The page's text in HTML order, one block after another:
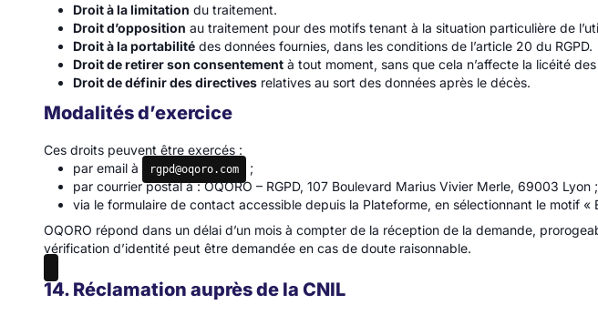
Droit à la limitation du traitement.
Droit d’opposition au traitement pour des motifs tenant à la situation particulière de
Droit à la portabilité des données fournies, dans les conditions de l’article 20 du RGPD.
Droit de retirer son consentement à tout moment, sans que cela n’affecte la licéité
Droit de définir des directives relatives au sort des données après le décès.
Modalités d’exercice
Ces droits peuvent être exercés :
par email à
rgpd@oqoro.com
;
par courrier postal à : OQORO – RGPD, 107 Boulevard Marius Vivier Merle, 69003 Lyon ;
via le formulaire de contact accessible depuis la Plateforme, en sélectionnant le motif «
OQORO répond dans un délai d’un mois à compter de la réception de la demande,
vérification d’identité peut être demandée en cas de doute raisonnable.
14. Réclamation auprès de la CNIL